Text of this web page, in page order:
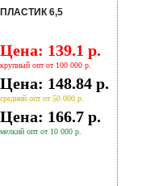
6,5
Цена: 139.1 р.
крупный опт от 100 000 р.
Цена: 148.84 р.
средний опт от 50 000 р.
Цена: 166.7 р.
мелкий опт от 10 000 р.